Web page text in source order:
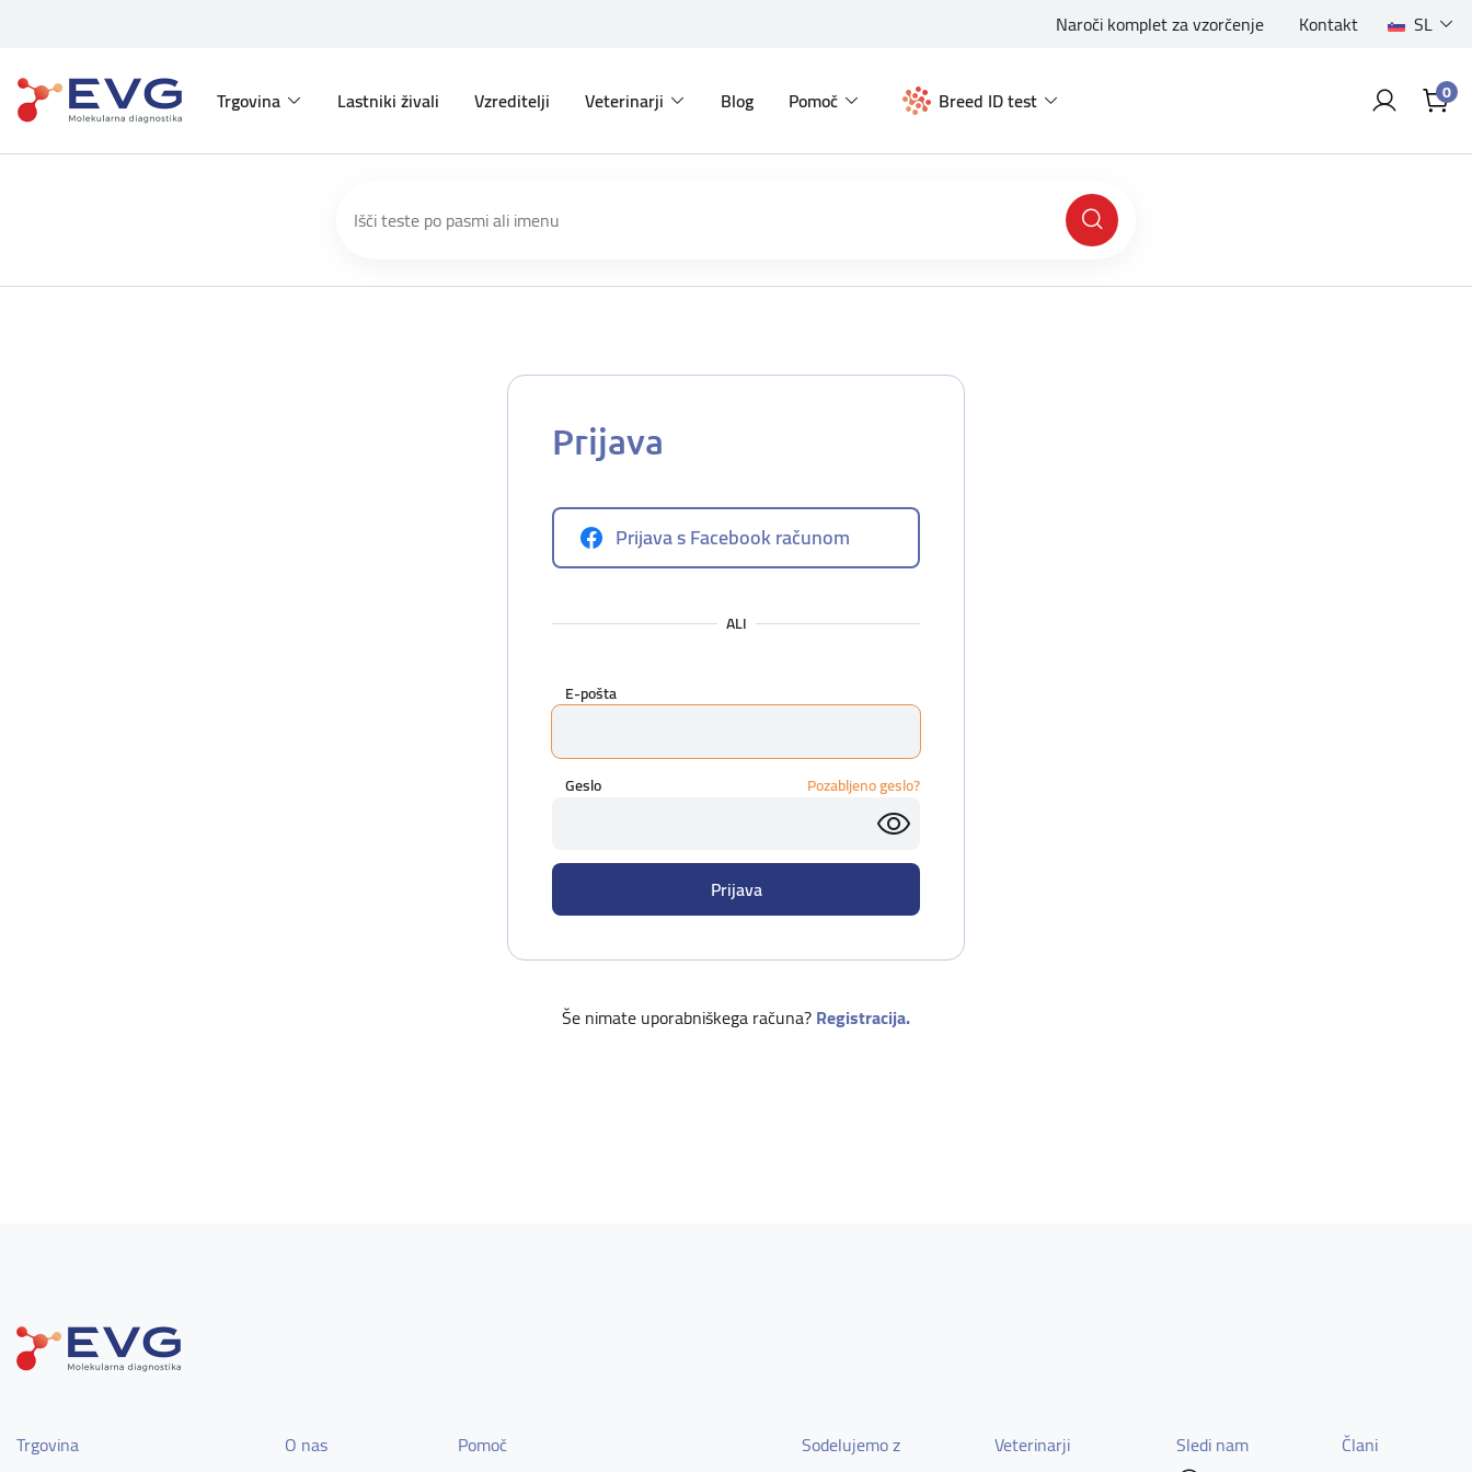
Naroči komplet za vzorčenje Kontakt SL
Trgovina Lastniki živali Vzreditelji Veterinarji Blog Pomoč Breed ID test 0
Prijava
Prijava s Facebook računom
ALI
E-pošta
Geslo Pozabljeno geslo?
Še nimate uporabniškega računa?Registracija.
Trgovina
O nas
Pomoč
Sodelujemo z
Veterinarji
Sledi nam
Člani